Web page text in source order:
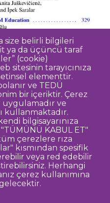
size belirli bilgileri
ya da üçüncü taraf
(cookie)
sitesinin tarayıcınıza
elementtir.
ve TEDÜ
bir içeriktir. Çerez
uygulamadır ve
kullanmaktadır.
bilgisayarınıza
KABUL ET"
çerezlere rıza
kısmından spesifik
veya red edebilir
Herhangi
çerez kullanımına
No:48 06420, Kolej